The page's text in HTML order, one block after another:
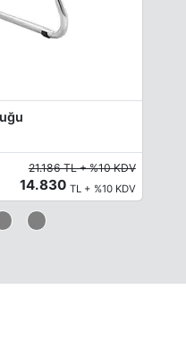
21.186 TL + %10 KDV
14.830 TL + %10 KDV